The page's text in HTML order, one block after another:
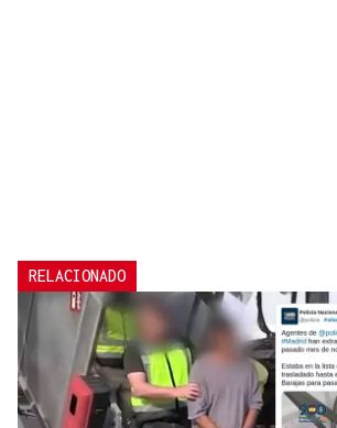
RELACIONADO